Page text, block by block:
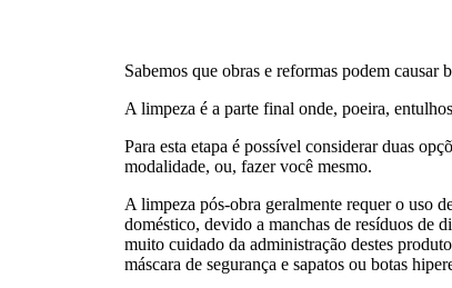
Sabemos que obras e reformas podem causar
A limpeza é a parte final onde, poeira,
Para esta etapa é possível considerar duas
modalidade, ou, fazer você mesmo.
A limpeza pós-obra geralmente requer o uso
doméstico, devido a manchas de resíduos de
muito cuidado da administração destes
máscara de segurança e sapatos ou botas